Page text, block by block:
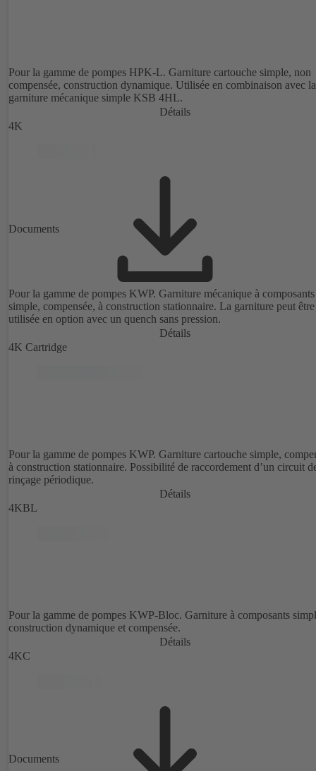
Pour la gamme de pompes HPK-L. Garniture cartouche simple, non
compensée, construction dynamique. Utilisée en combinaison avec la
garniture mécanique simple KSB 4HL.
Détails
4K
Documents
Pour la gamme de pompes KWP. Garniture mécanique à composants
simple, compensée, à construction stationnaire. La garniture peut être
utilisée en option avec un quench sans pression.
Détails
4K Cartridge
Pour la gamme de pompes KWP. Garniture cartouche simple,
à construction stationnaire. Possibilité de raccordement d’un circuit
rinçage périodique.
Détails
4KBL
Pour la gamme de pompes KWP-Bloc. Garniture à composants
construction dynamique et compensée.
Détails
4KC
Documents